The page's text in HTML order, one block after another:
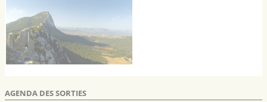
AGENDA DES SORTIES